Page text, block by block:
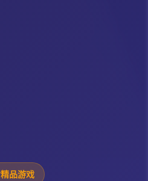
精品游戏